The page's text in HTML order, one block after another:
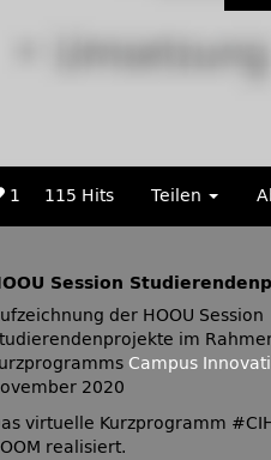
1 115 Hits Teilen
Session
der HOOU Session
im
Campus
2020
virtuelle Kurzprogramm
realisiert.